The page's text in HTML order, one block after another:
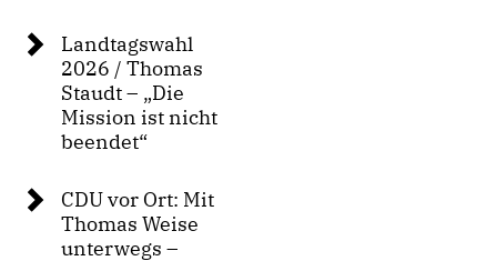
Landtagswahl
2026 / Thomas
Staudt – „Die
Mission ist nicht
beendet“
CDU vor Ort: Mit
Thomas Weise
unterwegs –